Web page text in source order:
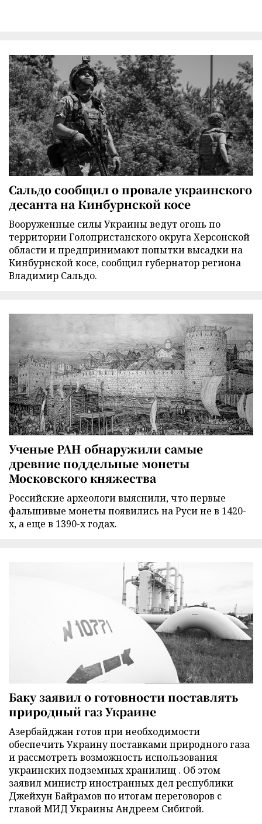
Сальдо сообщил о провале украинского
десанта на Кинбурнской косе
Вооруженные силы Украины ведут огонь по
территории Голопристанского округа Херсонской
области и предпринимают попытки высадки на
Кинбурнской косе, сообщил губернатор региона
Владимир Сальдо.
Ученые РАН обнаружили самые
древние поддельные монеты
Московского княжества
Российские археологи выяснили, что первые
фальшивые монеты появились на Руси не в 1420-
х, а еще в 1390-х годах.
Баку заявил о готовности поставлять
природный газ Украине
Азербайджан готов при необходимости
обеспечить Украину поставками природного газа
и рассмотреть возможность использования
украинских подземных хранилищ . Об этом
заявил министр иностранных дел республики
Джейхун Байрамов по итогам переговоров с
главой МИД Украины Андреем Сибигой.